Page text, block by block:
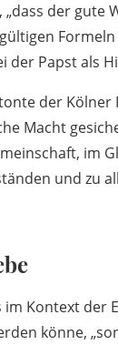
der
der Papst als
der
Macht
im
und zu
im Kontext
könne,